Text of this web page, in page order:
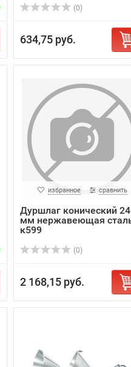
(0)
634,75 руб.
избранное сравнить
Дуршлаг конический
мм нержавеющая
к599
(0)
2 168,15 руб.